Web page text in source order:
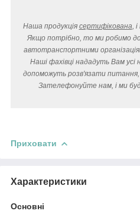
Наша продукція сертифікована ,
Якщо потрібно, то ми робимо
автотранспортними
Наші фахівці нададуть Вам усі
допоможуть розв'язати
Зателефонуйте нам, і ми
Приховати
Характеристики
Основні